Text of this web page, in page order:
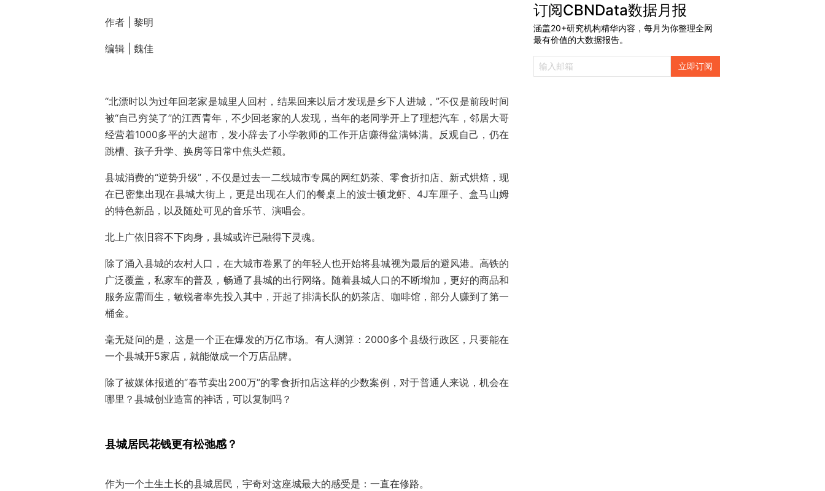
作者 | 黎明
编辑 | 魏佳
“北漂时以为过年回老家是城里人回村，结果回来以后才发现是乡下人进城，”不仅是前段时间
被“自己穷笑了”的江西青年，不少回老家的人发现，当年的老同学开上了理想汽车，邻居大哥
经营着1000多平的大超市，发小辞去了小学教师的工作开店赚得盆满钵满。反观自己，仍在
跳槽、孩子升学、换房等日常中焦头烂额。
县城消费的“逆势升级”，不仅是过去一二线城市专属的网红奶茶、零食折扣店、新式烘焙，现
在已密集出现在县城大街上，更是出现在人们的餐桌上的波士顿龙虾、4J车厘子、盒马山姆
的特色新品，以及随处可见的音乐节、演唱会。
北上广依旧容不下肉身，县城或许已融得下灵魂。
除了涌入县城的农村人口，在大城市卷累了的年轻人也开始将县城视为最后的避风港。高铁的
广泛覆盖，私家车的普及，畅通了县城的出行网络。随着县城人口的不断增加，更好的商品和
服务应需而生，敏锐者率先投入其中，开起了排满长队的奶茶店、咖啡馆，部分人赚到了第一
桶金。
毫无疑问的是，这是一个正在爆发的万亿市场。有人测算：2000多个县级行政区，只要能在
一个县城开5家店，就能做成一个万店品牌。
除了被媒体报道的“春节卖出200万”的零食折扣店这样的少数案例，对于普通人来说，机会在
哪里？县城创业造富的神话，可以复制吗？
县城居民花钱更有松弛感？
作为一个土生土长的县城居民，宇奇对这座城最大的感受是：一直在修路。
订阅CBNData数据月报
涵盖20+研究机构精华内容，每月为你整理全网
最有价值的大数据报告。
立即订阅